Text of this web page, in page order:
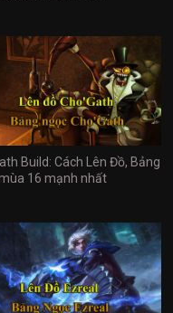
Build: Cách Lên Đồ, Bảng
16 mạnh nhất